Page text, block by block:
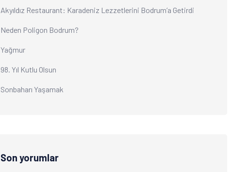
Akyıldız Restaurant: Karadeniz Lezzetlerini Bodrum’a Getirdi
Neden Poligon Bodrum?
Yağmur
98. Yıl Kutlu Olsun
Sonbaharı Yaşamak
Son yorumlar